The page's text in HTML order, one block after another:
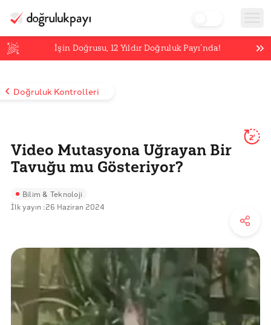
İşin Doğrusu,12 Yıldır Doğruluk Payı’nda!
Doğruluk Kontrolleri
Video Mutasyona Uğrayan Bir
Tavuğu mu Gösteriyor?
2'
Bilim & Teknoloji
İlk yayın :26 Haziran 2024